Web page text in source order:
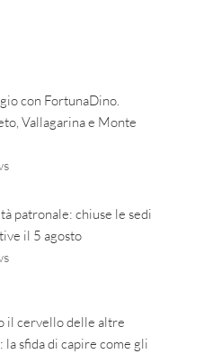
con FortunaDino.
Vallagarina e Monte
patronale: chiuse le sedi
il 5 agosto
il cervello delle altre
la sfida di capire come gli